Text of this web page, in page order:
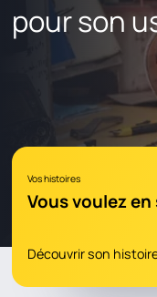
pour son
Vos histoires
Vous voulez
Découvrir son